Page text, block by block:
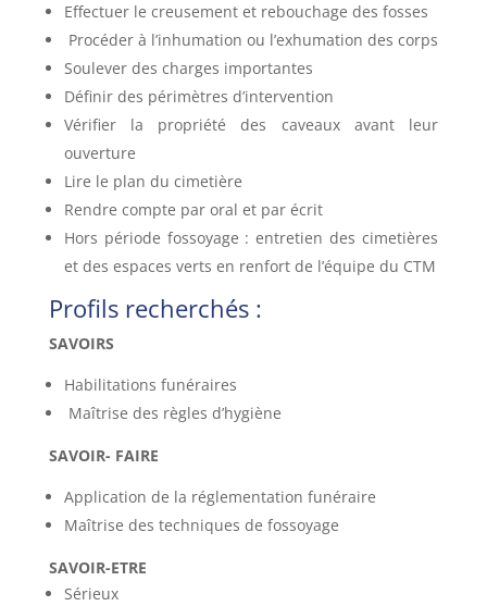
Effectuer le creusement et rebouchage des fosses
Procéder à l’inhumation ou l’exhumation des corps
Soulever des charges importantes
Définir des périmètres d’intervention
Vérifier la propriété des caveaux avant leur
ouverture
Lire le plan du cimetière
Rendre compte par oral et par écrit
Hors période fossoyage : entretien des cimetières
et des espaces verts en renfort de l’équipe du CTM
Profils recherchés :
SAVOIRS
Habilitations funéraires
Maîtrise des règles d’hygiène
SAVOIR- FAIRE
Application de la réglementation funéraire
Maîtrise des techniques de fossoyage
SAVOIR-ETRE
Sérieux